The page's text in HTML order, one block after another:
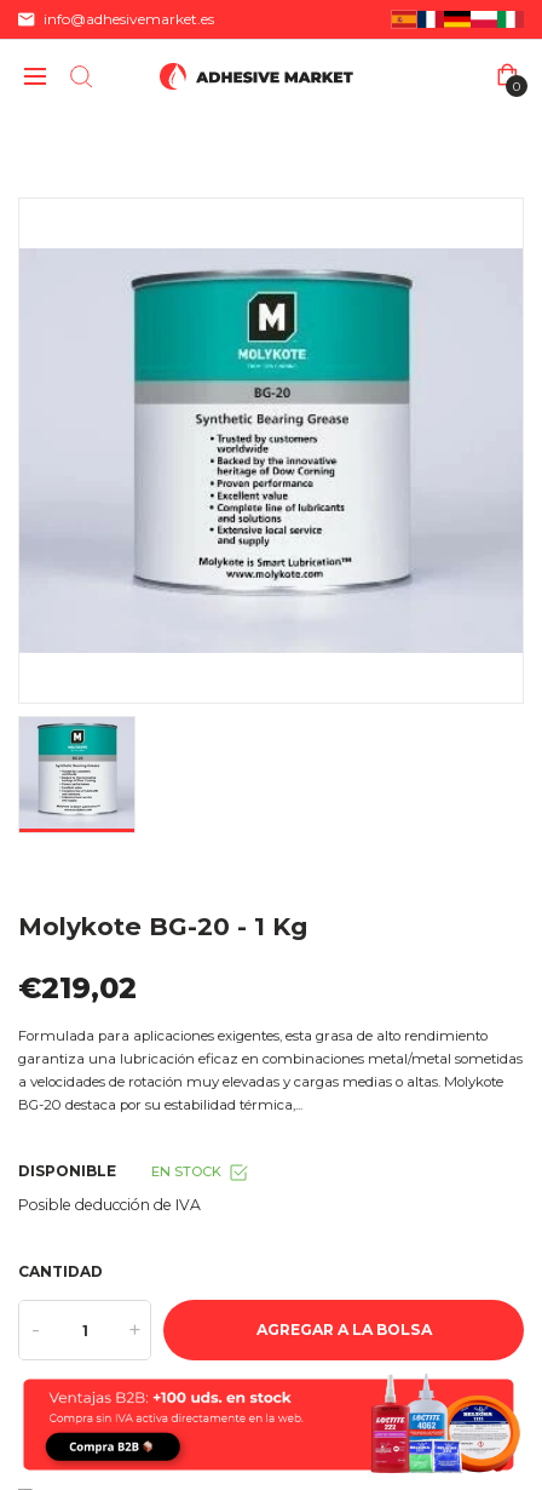
info@adhesivemarket.es
0
Molykote BG-20 - 1 Kg
€219,02
Formulada para aplicaciones exigentes, esta grasa de alto rendimiento
garantiza una lubricación eficaz en combinaciones metal/metal sometidas
a velocidades de rotación muy elevadas y cargas medias o altas. Molykote
BG-20 destaca por su estabilidad térmica,...
DISPONIBLE EN STOCK
Posible deducción de IVA
CANTIDAD
- + AGREGAR A LA BOLSA